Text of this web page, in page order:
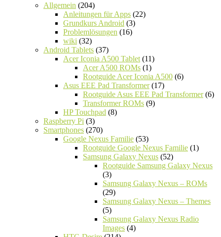
Allgemein (204)
Anleitungen für Apps (22)
Grundkurs Android (3)
Problemlösungen (16)
wiki (32)
Android Tablets (37)
Acer Iconia A500 Tablet (11)
Acer A500 ROMs (1)
Rootguide Acer Iconia A500 (6)
Asus EEE Pad Transformer(17)
Rootguide Asus EEE Pad Transformer(6)
Transformer ROMs (9)
HP Touchpad (8)
Raspberry Pi (3)
Smartphones (270)
Google Nexus Familie (53)
Rootguide Google Nexus Familie (1)
Samsung Galaxy Nexus (52)
Rootguide Samsung Galaxy Nexus
(3)
Samsung Galaxy Nexus – ROMs
(29)
Samsung Galaxy Nexus – Themes
(5)
Samsung Galaxy Nexus Radio
Images (4)